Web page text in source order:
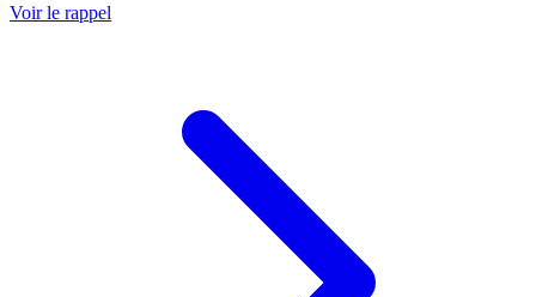
Voir le rappel